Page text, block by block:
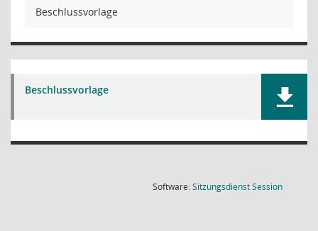
Beschlussvorlage
Beschlussvorlage
Software:SitzungsdienstSession(Wird in